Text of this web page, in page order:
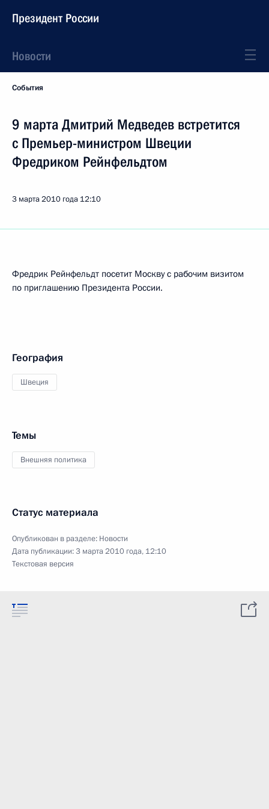
Президент России
Новости
События
9 марта Дмитрий Медведев встретится
с Премьер-министром Швеции
Фредриком Рейнфельдтом
3 марта 2010 года 12:10
Фредрик Рейнфельдт посетит Москву с рабочим визитом
по приглашению Президента России.
География
Швеция
Темы
Внешняя политика
Статус материала
Опубликован в разделе: Новости
Дата публикации:3 марта 2010 года, 12:10
Текстовая версия